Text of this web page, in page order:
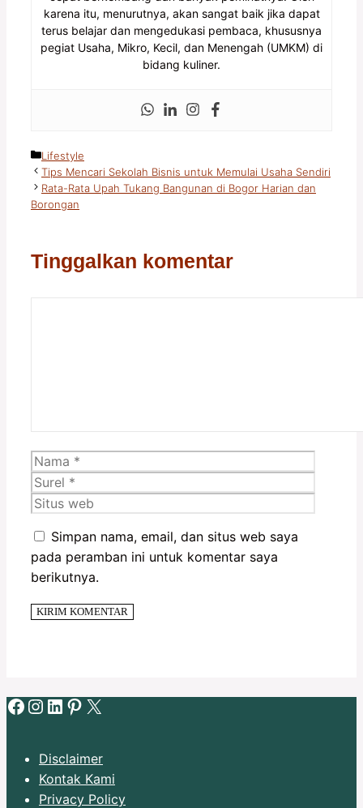
karena itu, menurutnya, akan sangat baik jika dapat
terus belajar dan mengedukasi pembaca, khususnya
pegiat Usaha, Mikro, Kecil, dan Menengah (UMKM) di
bidang kuliner.
Kategori
Lifestyle
Tips Mencari Sekolah Bisnis untuk Memulai Usaha Sendiri
Rata-Rata Upah Tukang Bangunan di Bogor Harian dan
Borongan
Tinggalkan komentar
Nama
Simpan nama, email, dan situs web saya
pada peramban ini untuk komentar saya
berikutnya.
Facebook
Instagram
LinkedIn
Pinterest
X
Disclaimer
Kontak Kami
Privacy Policy